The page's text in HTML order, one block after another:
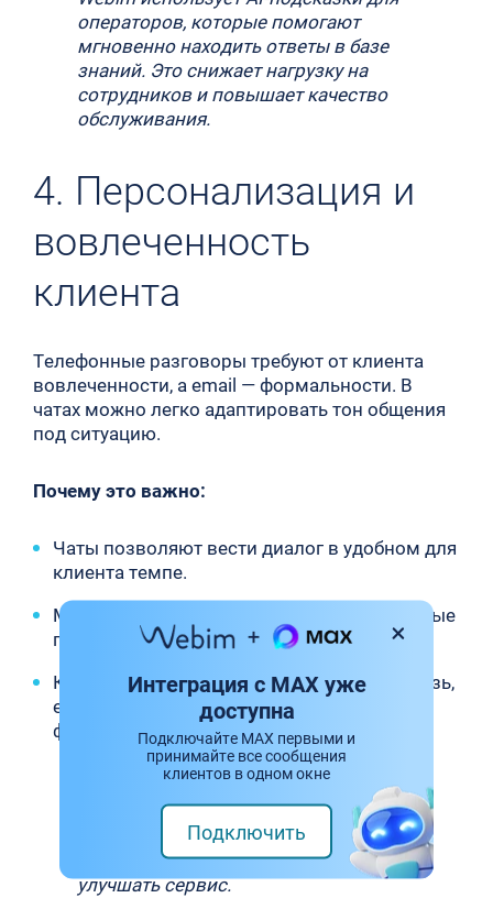
операторов, которые помогают
мгновенно находить ответы в базе
знаний. Это снижает нагрузку на
сотрудников и повышает качество
обслуживания.
4. Персонализация и
вовлеченность
клиента
Телефонные разговоры требуют от клиента
вовлеченности, а email — формальности. В
чатах можно легко адаптировать тон общения
под ситуацию.
Почему это важно:
Чаты позволяют вести диалог в удобном для
клиента темпе.
Можно использовать персонализированные
предложения и рекомендации.
Клиенты охотнее оставляют обратную связь,
если общение проходит в естественном
формате.
Компании, которые внедряют чаты,
получают больше данных о своих
клиентах, что позволяет
адаптировать предложения и
улучшать сервис.
Интеграция с MAX уже
доступна
Подключайте MAX первыми и
принимайте все сообщения
клиентов в одном окне
Подключить